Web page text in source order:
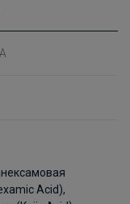
Acid),